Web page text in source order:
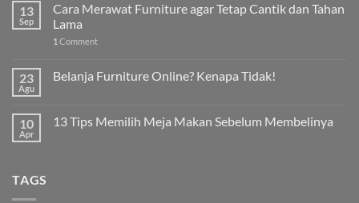
13
Sep
Cara Merawat Furniture agar Tetap Cantik dan Tahan
Lama
1 Comment
23
Agu
Belanja Furniture Online? Kenapa Tidak!
10
Apr
13 Tips Memilih Meja Makan Sebelum Membelinya
TAGS